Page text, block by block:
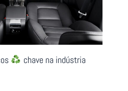
chave na indústria